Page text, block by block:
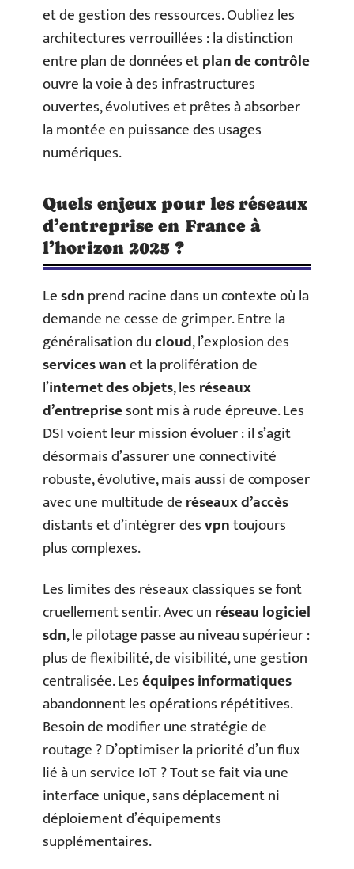
et de gestion des ressources. Oubliez les
architectures verrouillées : la distinction
entre plan de données etplan de contrôle
ouvre la voie à des infrastructures
ouvertes, évolutives et prêtes à absorber
la montée en puissance des usages
numériques.
Quels enjeux pour les réseaux
d’entreprise en France à
l’horizon 2025 ?
Lesdnprend racine dans un contexte où la
demande ne cesse de grimper. Entre la
généralisation ducloud, l’explosion des
services wanet la prolifération de
l’internet des objets, lesréseaux
d’entreprisesont mis à rude épreuve. Les
DSI voient leur mission évoluer : il s’agit
désormais d’assurer une connectivité
robuste, évolutive, mais aussi de composer
avec une multitude deréseaux d’accès
distants et d’intégrer desvpntoujours
plus complexes.
Les limites des réseaux classiques se font
cruellement sentir. Avec unréseau logiciel
sdn, le pilotage passe au niveau supérieur :
plus de flexibilité, de visibilité, une gestion
centralisée. Leséquipes informatiques
abandonnent les opérations répétitives.
Besoin de modifier une stratégie de
routage ? D’optimiser la priorité d’un flux
lié à un service IoT ? Tout se fait via une
interface unique, sans déplacement ni
déploiement d’équipements
supplémentaires.